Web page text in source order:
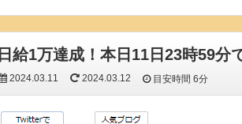
日給1万達成！本日11日23時59分
2024.03.11 2024.03.12 目安時間6分